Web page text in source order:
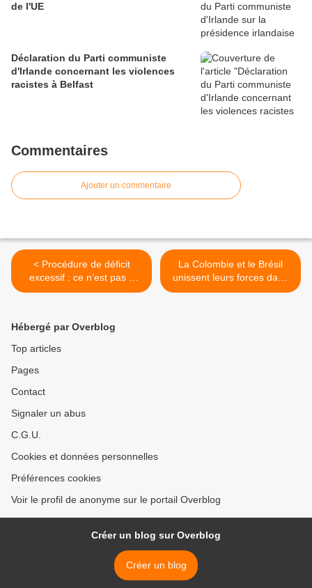
de l'UE
Déclaration du Parti communiste
d'Irlande concernant les violences
racistes à Belfast
Commentaires
Ajouter un commentaire
< Procédure de déficit
excessif : ce n’est pas à
l’UE de dicter la politique de
La Colombie et le Brésil
unissent leurs forces dans
le domaine de
Hébergé par Overblog
Top articles
Pages
Contact
Signaler un abus
C.G.U.
Cookies et données personnelles
Préférences cookies
Voir le profil de anonyme sur le portail Overblog
Créer un blog sur Overblog
Créer un blog